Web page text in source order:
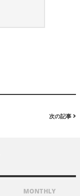
次の記事
MONTHLY